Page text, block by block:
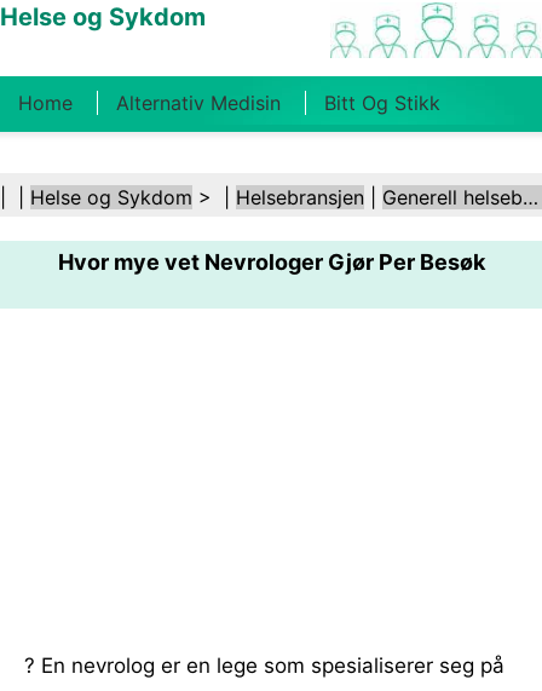
Helse og Sykdom
Home Alternativ Medisin Bitt Og Stikk
Kosthold Og Ernæring Familiehelse
Helsebransjen Psykisk Helse Folkehelse Og
Sikkerhet Kirurgi Og Prosedyrer Helse
Helse og Sykdom > | Helsebransjen Generell helsebransje
Hvor mye vet Nevrologer Gjør Per Besøk
? En nevrolog er en lege som spesialiserer seg på